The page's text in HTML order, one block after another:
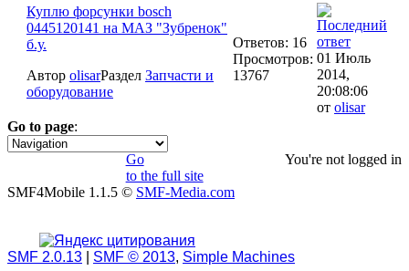
Куплю форсунки bosch
0445120141 на МАЗ "Зубренок"
б.у.
Автор olisarРаздел Запчасти и
оборудование
Ответов: 16
Просмотров:
13767
01 Июль
2014,
20:08:06
от olisar
Go to page:
1
You're not logged in
Go
to the full site
SMF4Mobile 1.1.5 © SMF-Media.com
SMF 2.0.13 SMF © 2013, Simple Machines